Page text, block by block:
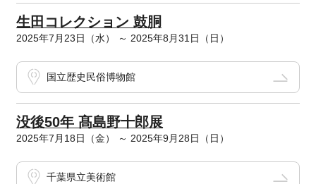
生田コレクション 鼓胴
2025年7月23日（水） ～ 2025年8月31日（日）
国立歴史民俗博物館
没後50年 髙島野十郎展
2025年7月18日（金） ～ 2025年9月28日（日）
千葉県立美術館